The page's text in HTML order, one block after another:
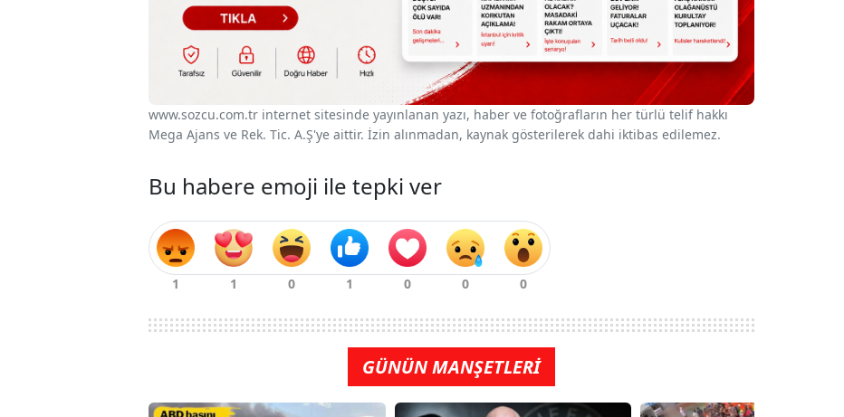
www.sozcu.com.tr internet sitesinde yayınlanan yazı, haber ve fotoğrafların her türlü telif hakkı
Mega Ajans ve Rek. Tic. A.Ş'ye aittir. İzin alınmadan, kaynak gösterilerek dahi iktibas edilemez.
Bu habere emoji ile tepki ver
GÜNÜN MANŞETLERİ